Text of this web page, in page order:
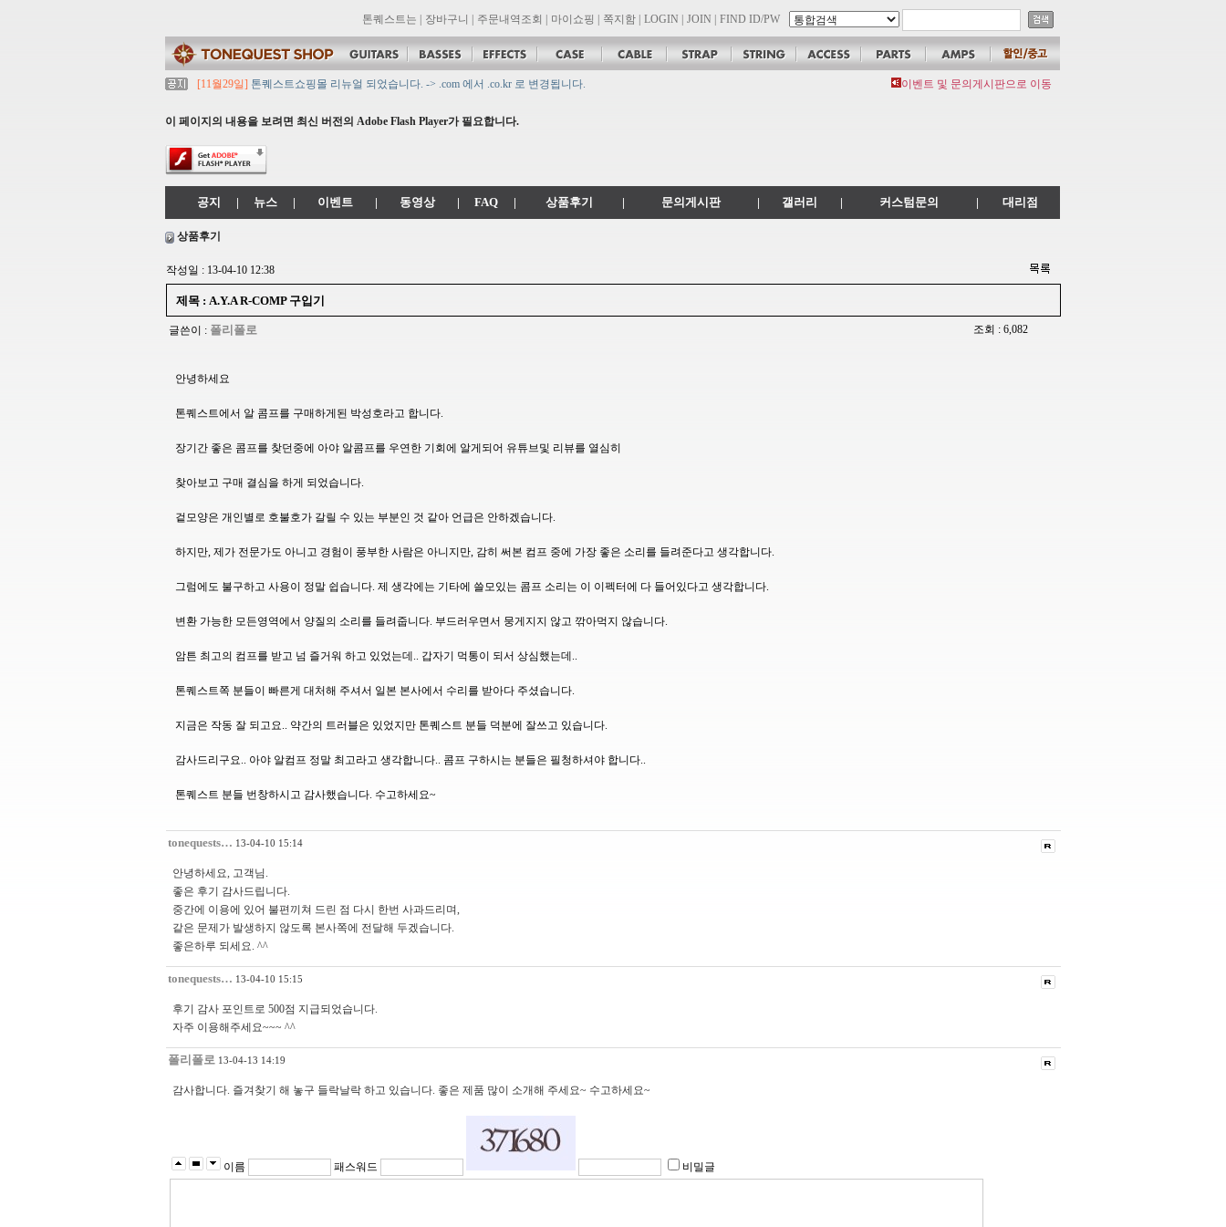
톤퀘스트는 장바구니 주문내역조회 마이쇼핑 쪽지함 LOGIN JOIN FIND ID/PW
[11월29일] 톤퀘스트쇼핑몰 리뉴얼 되었습니다. -> .com 에서 .co.kr 로 변경됩니다.
[11월29일][대리점 모집] Gretsch, Jackson 대리점 모집!! 그레치기타, 잭슨기타 한국 총판 톤퀘스트!!
[11월29일]
2021년 추석 영업 시간 & 배송 공지
이벤트 및 문의게시판으로 이동
이 페이지의 내용을 보려면 최신 버전의 Adobe Flash Player가 필요합니다.
공지 | 뉴스 | 이벤트 | 동영상 | FAQ | 상품후기 | 문의게시판 | 갤러리 | 커스텀문의 | 대리점
상품후기
작성일 : 13-04-10 12:38
제목 : A.Y.A R-COMP 구입기
글쓴이 : 폴리폴로 조회 : 6,082
안녕하세요
톤퀘스트에서 알 콤프를 구매하게된 박성호라고 합니다.
장기간 좋은 콤프를 찾던중에 아야 알콤프를 우연한 기회에 알게되어 유튜브및 리뷰를 열심히
찾아보고 구매 결심을 하게 되었습니다.
겉모양은 개인별로 호불호가 갈릴 수 있는 부분인 것 같아 언급은 안하겠습니다.
하지만, 제가 전문가도 아니고 경험이 풍부한 사람은 아니지만, 감히 써본 컴프 중에 가장 좋은 소리를 들려준다고 생각합니다.
그럼에도 불구하고 사용이 정말 쉽습니다. 제 생각에는 기타에 쓸모있는 콤프 소리는 이 이펙터에 다 들어있다고 생각합니다.
변환 가능한 모든영역에서 양질의 소리를 들려줍니다. 부드러우면서 뭉게지지 않고 깎아먹지 않습니다.
암튼 최고의 컴프를 받고 넘 즐거워 하고 있었는데.. 갑자기 먹통이 되서 상심했는데..
톤퀘스트쪽 분들이 빠른게 대처해 주셔서 일본 본사에서 수리를 받아다 주셨습니다.
지금은 작동 잘 되고요.. 약간의 트러블은 있었지만 톤퀘스트 분들 덕분에 잘쓰고 있습니다.
감사드리구요.. 아야 알컴프 정말 최고라고 생각합니다.. 콤프 구하시는 분들은 필청하셔야 합니다..
톤퀘스트 분들 번창하시고 감사했습니다. 수고하세요~
tonequests… 13-04-10 15:14
안녕하세요, 고객님.
좋은 후기 감사드립니다.
중간에 이용에 있어 불편끼쳐 드린 점 다시 한번 사과드리며,
같은 문제가 발생하지 않도록 본사쪽에 전달해 두겠습니다.
좋은하루 되세요. ^^
tonequests… 13-04-10 15:15
후기 감사 포인트로 500점 지급되었습니다.
자주 이용해주세요~~~ ^^
폴리폴로 13-04-13 14:19
감사합니다. 즐겨찾기 해 놓구 들락날락 하고 있습니다. 좋은 제품 많이 소개해 주세요~ 수고하세요~
이름 패스워드 비밀글